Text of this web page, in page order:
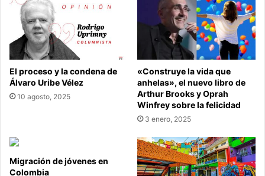
El proceso y la condena de
Álvaro Uribe Vélez
10 agosto, 2025
«Construye la vida que
anhelas», el nuevo libro de
Arthur Brooks y Oprah
Winfrey sobre la felicidad
3 enero, 2025
Migración de jóvenes en
Colombia